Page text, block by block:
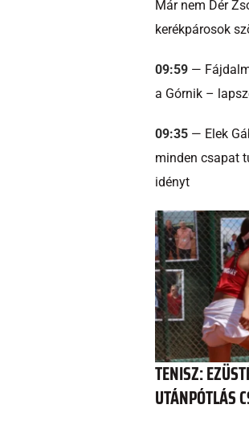
Már nem Dér
kerékpárosok
09:59 —
a Górnik –
09:35 — Elek
minden csapat
idényt
TENISZ:
UTÁNPÓTLÁS